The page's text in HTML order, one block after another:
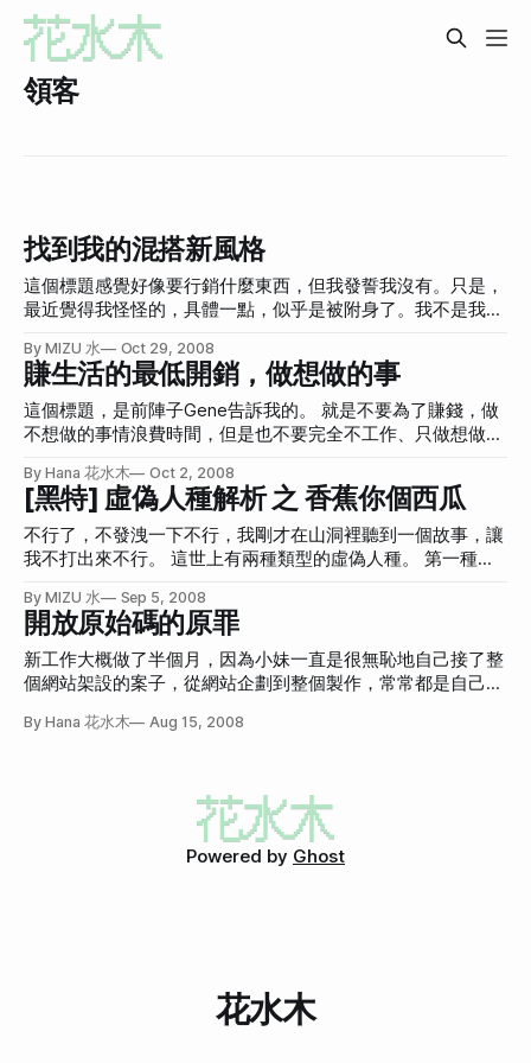
領客
找到我的混搭新風格
這個標題感覺好像要行銷什麼東西，但我發誓我沒有。只是，
最近覺得我怪怪的，具體一點，似乎是被附身了。我不是我自
東西，壓抑久了，或是被像捏麵人一樣捏久了，就會忘記自己
原本的樣子。當外力解散之後，真的我，會是什麼形狀呢？
所以我開始審視自己。雖然感覺很老成，不過算了！ 我發
現，我有著三分鍾熱度、專注力不夠以及欠缺責任感這些缺
後，原來炒出來的東西是「混搭」。 也就是，我很貪心，我
喜歡接觸新東西，講難聽一點是喜新厭舊。接觸新東西之後，
我又不太常把這新東西接觸到很徹底，要看興趣的成分是多
少。比方說Drupal(也就是本年度最佳PHP base的CMS)，我對
他興趣成分高，所以我會接觸比較久(但也才一個多月)，並且
常給我新的靈感，但我知道我終究不可能成為Drupal核心開發
者，我充其量是「混搭顧問師」。玩遍所有功能、搭出新功
能、新玩法。 啊！其實我寫這篇原因不是這個，聽我講一
下。 我上班的辦公室很棒，都有免費的面紙(
By MIZU 水 Oct 29, 2008
賺生活的最低開銷，做想做的事
這個標題，是前陣子Gene告訴我的。 就是不要為了賺錢，做
不想做的事情浪費時間，但是也不要完全不工作、只做想做的
須退一步，只賺「生活最低所需」就好，無論工作內容是什
麼，只要這工作不會占掉你所有時間就好。而，剩下的時間，
就努力充實自己，把「想做的事(或是說冰淇淋)」做好，讓這
些冰淇淋以後有可能成為收入的來源。 這些話讓我鬆了一口
丟臉的人。但是很矛盾地，我又是那種不想當上班族、領固定
的死薪水的人。可是另一方面，我也很清楚明明自己根本才剛
進入社會、需要經驗，職場經驗對我來說應該是很重要的。
一切都需要一個折衷 所以當今天山洞裡的女王又一次告訴
我，我的工作模式要改變成：薪水少三分之一、非責任制、一
週三天、配給我的電腦充公、還要跟另一個人共用辦公桌和電
道山洞裡的女王其實是有誠意的、不是以壓榨的心態在處理
By Hana 花水木 Oct 2, 2008
[黑特] 虛偽人種解析 之 香蕉你個西瓜
不行了，不發洩一下不行，我剛才在山洞裡聽到一個故事，讓
我不打出來不行。 這世上有兩種類型的虛偽人種。 第一種
我愛好自由和平，我超級隨和，我超級好講話，我每天都吃西
瓜，我是大老闆，我是世界的主人！我超級有遠見，也超級聰
明！而且對於西瓜，我是每天都會給你一顆的。 但是，實際
上合作起來，卻又變來變去，控制欲超強、意見超多、超級難
「怎麼跟之前講的不一樣」的時候，他還會說：之前說的那些
這種人的虛偽很明顯，你可以很快地決定要討厭他。 但另一
然後跟你說是剛剛那個虛偽的人逼他刺的，他超級不願意，並
且跟你一起罵那個虛偽的人，說「唉！他就是愛變來變去，突
By MIZU 水 Sep 5, 2008
開放原始碼的原罪
新工作大概做了半個月，因為小妹一直是很無恥地自己接了整
個網站架設的案子，從網站企劃到整個製作，常常都是自己全
部分會去找一堆類似型態的網站當作參考，程式部分就用開放
的，當時客戶要的就是論壇和一些可以自行上架的頁面，所以
用Xoops剛剛好。老闆看了之後，很喜歡這樣的做法，雖然懶
了點，可是很方便！就要我也用這個方法做一個他們的案子。
案是犯法的，雖然我只會害到公司，個人應該沒事，但這仍舊
是很不應該的。他叫我要清楚地讓老闆知道我在幹這種有風險
By Hana 花水木 Aug 15, 2008
Powered by Ghost
花水木